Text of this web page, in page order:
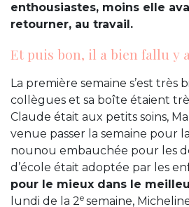
enthousiastes, moins elle
retourner, au travail.
Et puis bon, il a bien fallu y
La première semaine s’est très
collègues et sa boîte étaient
Claude était aux petits soins,
venue passer la semaine pour
nounou embauchée pour les
d’école était adoptée par les
pour le mieux dans le
lundi de la 2e semaine,